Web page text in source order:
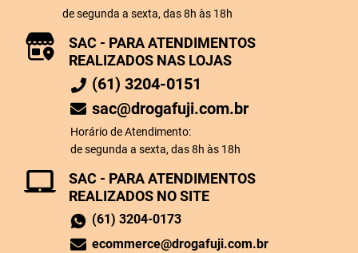
de segunda a sexta, das 8h às 18h
SAC - PARA ATENDIMENTOS
REALIZADOS NO SITE
(61) 3204-0173
ecommerce@drogafuji.com.br
SAC - PARA ATENDIMENTOS
REALIZADOS NAS LOJAS
(61) 3204-0151
sac@drogafuji.com.br
Horário de Atendimento:
de segunda a sexta, das 8h às 18h